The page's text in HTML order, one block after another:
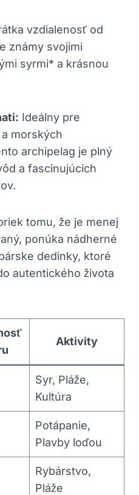
vzdialenosť od
známy svojimi
syrmi* a krásnou
Ideálny pre
morských
archipelag je plný
a fascinujúcich
tomu, že je menej
ponúka nádherné
dedinky, ktoré
autentického života
Aktivity
Syr, Pláže,
Kultúra
Potápanie,
Plavby loďou
Rybárstvo,
Pláže